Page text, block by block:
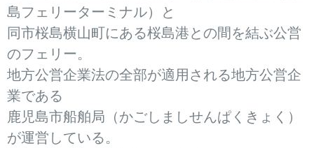
島フェリーターミナル）と
同市桜島横山町にある桜島港との間を結ぶ公営
のフェリー。
地方公営企業法の全部が適用される地方公営企
業である
鹿児島市船舶局（かごしましせんぱくきょく）
が運営している。